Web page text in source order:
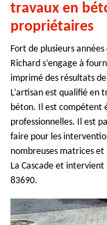
travaux en
propriétaires
Fort de plusieurs
Richard s’engage à
imprimé des résultats
L’artisan est qualifié en
béton. Il est compétent
professionnelles. Il est
faire pour les
nombreuses matrices
La Cascade et
83690.